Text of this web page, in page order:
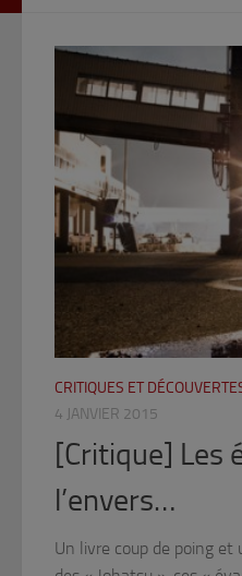
CRITIQUES ET
4 JANVIER 2015
[Critique] Les
l’envers…
Un livre coup de poing